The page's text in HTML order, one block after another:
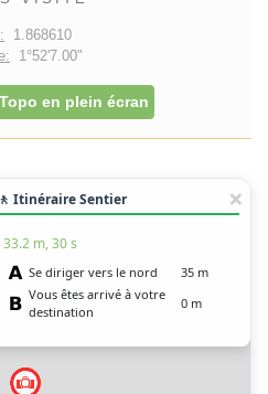
1.868610
1°52'7.00"
en plein écran
🚶 Itinéraire Sentier
33.2 m, 30 s
Se diriger vers le nord
35 m
Vous êtes arrivé à votre
destination
0 m